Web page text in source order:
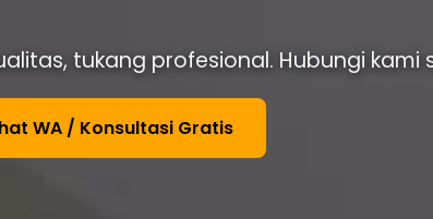
tukang profesional. Hubungi kami
WA / Konsultasi Gratis